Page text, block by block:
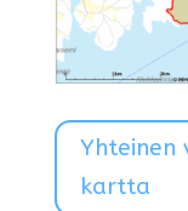
Yhteinen
kartta